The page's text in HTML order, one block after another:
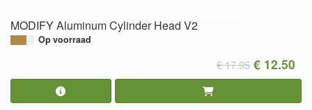
MODIFY Aluminum Cylinder Head V2
Op voorraad
€ 17.95 € 12.50